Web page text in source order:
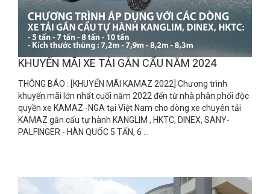
KHUYẾN MÃI XE TẢI GẮN CẨU NĂM 2024
THÔNG BÁO : [KHUYẾN MÃI KAMAZ 2022] Chương trình
khuyến mãi lớn nhất cuối năm 2022 đến từ nhà phân phối độc
quyền xe KAMAZ -NGA tại Việt Nam cho dòng xe chuyên tải
KAMAZ gắn cẩu tự hành KANGLIM , HKTC, DINEX, SANY-
PALFINGER - HÀN QUỐC 5 TẤN, 6 ...